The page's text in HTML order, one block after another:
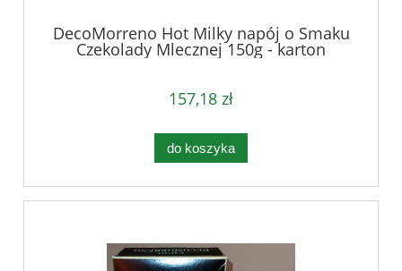
DecoMorreno Hot Milky napój o Smaku
Czekolady Mlecznej 150g - karton
157,18 zł
do koszyka